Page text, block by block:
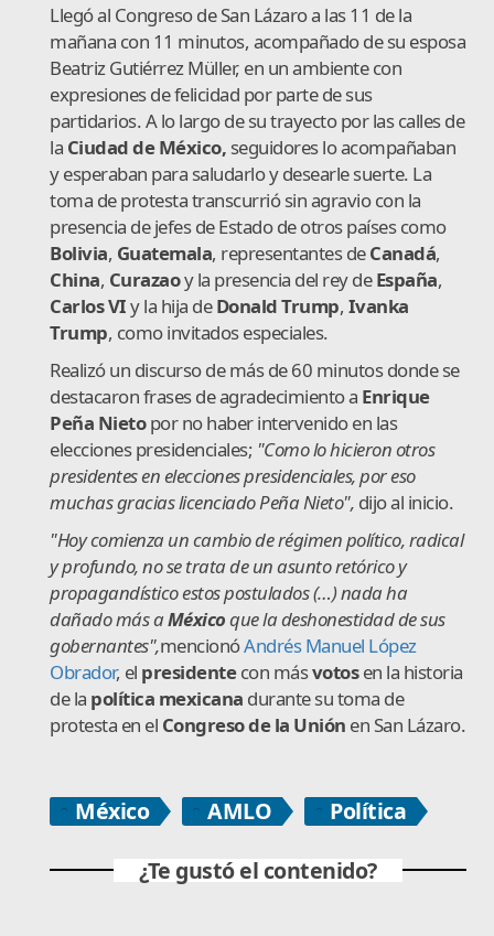
Llegó al Congreso de San Lázaro a las 11 de la
mañana con 11 minutos, acompañado de su esposa
Beatriz Gutiérrez Müller, en un ambiente con
expresiones de felicidad por parte de sus
partidarios. A lo largo de su trayecto por las calles de
la Ciudad de México, seguidores lo acompañaban
y esperaban para saludarlo y desearle suerte. La
toma de protesta transcurrió sin agravio con la
presencia de jefes de Estado de otros países como
Bolivia, Guatemala, representantes deCanadá,
China, Curazaoy la presencia del rey deEspaña,
Carlos VIy la hija deDonald Trump, Ivanka
Trump, como invitados especiales.
Realizó un discurso de más de 60 minutos donde se
destacaron frases de agradecimiento a Enrique
Peña Nietopor no haber intervenido en las
elecciones presidenciales; "Como lo hicieron otros
presidentes en elecciones presidenciales, por eso
muchas gracias licenciado Peña Nieto", dijo al inicio.
"Hoy comienza un cambio de régimen político, radical
y profundo, no se trata de un asunto retórico y
propagandístico estos postulados (…) nada ha
dañado más aMéxicoque la deshonestidad de sus
gobernantes",mencionóAndrés Manuel López
Obrador, el presidentecon másvotosen la historia
de la política mexicana durante su toma de
protesta en el Congreso de la Unión en San Lázaro.
México AMLO
Política
¿Te gustó el contenido?